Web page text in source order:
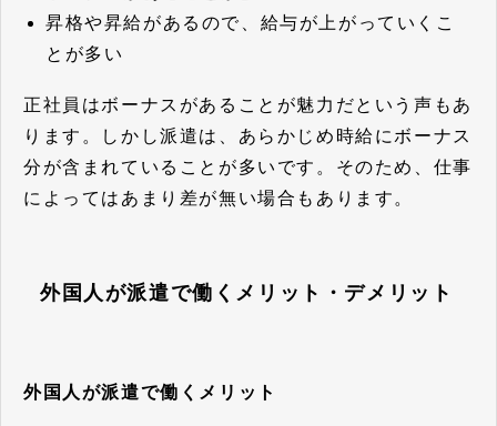
昇格や昇給があるので、給与が上がっていくこ
とが多い
正社員はボーナスがあることが魅力だという声もあ
ります。しかし派遣は、あらかじめ時給にボーナス
分が含まれていることが多いです。そのため、仕事
によってはあまり差が無い場合もあります。
外国人が派遣で働くメリット・デメリット
外国人が派遣で働くメリット